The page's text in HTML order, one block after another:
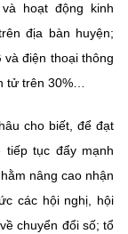
hoạt động kinh
địa bàn huyện;
điện thoại thông
tử trên 30%…
cho biết, để đạt
tục đẩy mạnh
nâng cao nhận
các hội nghị, hội
chuyển đổi số; tổ